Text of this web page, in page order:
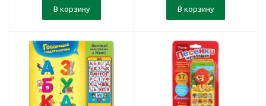
В корзину В корзину